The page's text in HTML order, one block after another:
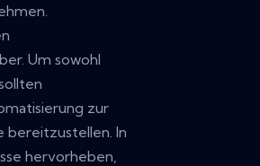
Um sowohl
zur
In
hervorheben,